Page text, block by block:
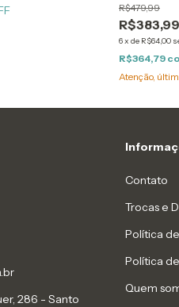
R$383,99
R$479,99
6x de R$64,00
R$364,79
Atenção,
286 - Santo
Contato
Trocas e
Política
Política
Quem